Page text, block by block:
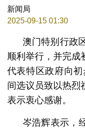
新闻局
2025-09-15 01:30
澳门特别行政
顺利举行，并完成
代表特区政府向
间选议员致以热烈
表示衷心感谢。
岑浩辉表示，